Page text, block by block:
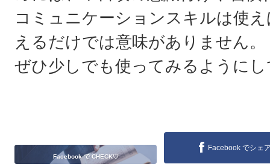
コミュニケーションスキルは使
えるだけでは意味がありません。
ぜひ少しでも使ってみるように
Facebook で CHECK♡
Facebook でシェ